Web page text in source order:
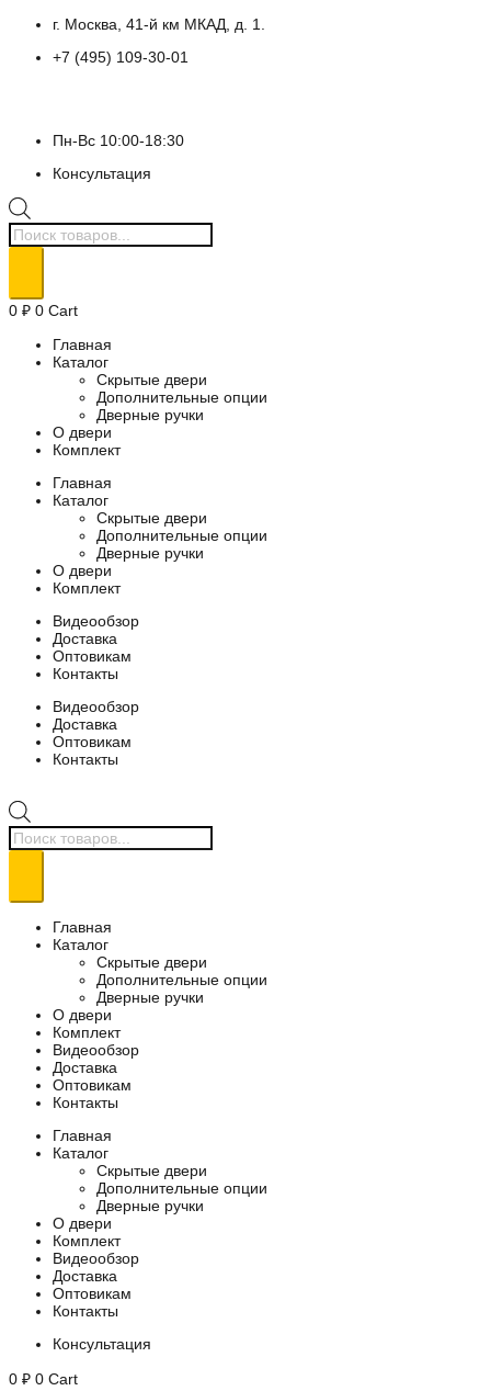
Перейти
содержимому
г. Москва, 41-й км МКАД, д. 1.
+7 (495) 109-30-01
Пн-Вс 10:00-18:30
Консультация
Поиск
товаров
0 ₽ 0 Cart
Главная
Каталог
Скрытые двери
Дополнительные опции
Дверные ручки
О двери
Комплект
Главная
Каталог
Скрытые двери
Дополнительные опции
Дверные ручки
О двери
Комплект
Видеообзор
Доставка
Оптовикам
Контакты
Видеообзор
Доставка
Оптовикам
Контакты
Поиск
товаров
Главная
Каталог
Скрытые двери
Дополнительные опции
Дверные ручки
О двери
Комплект
Видеообзор
Доставка
Оптовикам
Контакты
Главная
Каталог
Скрытые двери
Дополнительные опции
Дверные ручки
О двери
Комплект
Видеообзор
Доставка
Оптовикам
Контакты
Консультация
0 ₽ 0 Cart